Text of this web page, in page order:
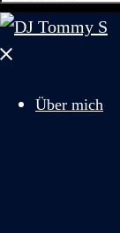
nach:
Menü
Über mich